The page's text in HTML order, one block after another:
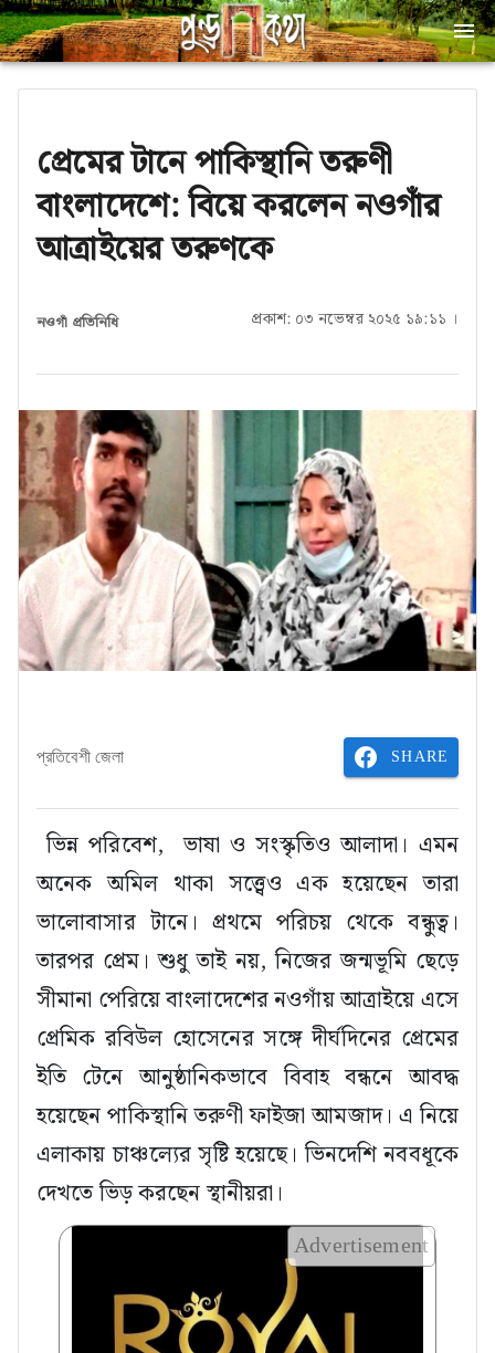
প্রেমের টানে পাকিস্থানি তরুণী
বাংলাদেশে: বিয়ে করলেন নওগাঁর
আত্রাইয়ের তরুণকে
নওগাঁ প্রতিনিধি প্রকাশ: ০৩ নভেম্বর ২০২৫ ১৯:১১ ।
প্রতিবেশী জেলা SHARE
ভিন্ন পরিবেশ, ভাষা ও সংস্কৃতিও আলাদা। এমন
অনেক অমিল থাকা সত্ত্বেও এক হয়েছেন তারা
ভালোবাসার টানে। প্রথমে পরিচয় থেকে বন্ধুত্ব।
তারপর প্রেম। শুধু তাই নয়, নিজের জন্মভূমি ছেড়ে
সীমানা পেরিয়ে বাংলাদেশের নওগাঁয় আত্রাইয়ে এসে
প্রেমিক রবিউল হোসেনের সঙ্গে দীর্ঘদিনের প্রেমের
ইতি টেনে আনুষ্ঠানিকভাবে বিবাহ বন্ধনে আবদ্ধ
হয়েছেন পাকিস্থানি তরুণী ফাইজা আমজাদ। এ নিয়ে
এলাকায় চাঞ্চল্যের সৃষ্টি হয়েছে। ভিনদেশি নববধূকে
দেখতে ভিড় করছেন স্থানীয়রা।
Advertisement